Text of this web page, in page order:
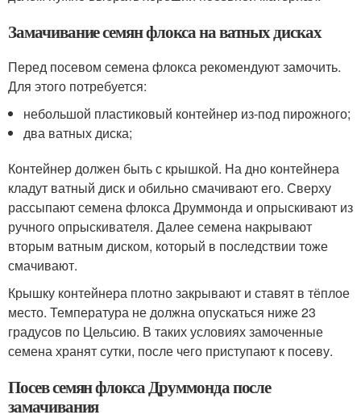
Замачивание семян флокса на ватных дисках
Перед посевом семена флокса рекомендуют замочить.
Для этого потребуется:
небольшой пластиковый контейнер из-под пирожного;
два ватных диска;
Контейнер должен быть с крышкой. На дно контейнера
кладут ватный диск и обильно смачивают его. Сверху
рассыпают семена флокса Друммонда и опрыскивают из
ручного опрыскивателя. Далее семена накрывают
вторым ватным диском, который в последствии тоже
смачивают.
Крышку контейнера плотно закрывают и ставят в тёплое
место. Температура не должна опускаться ниже 23
градусов по Цельсию. В таких условиях замоченные
семена хранят сутки, после чего приступают к посеву.
Посев семян флокса Друммонда после
замачивания